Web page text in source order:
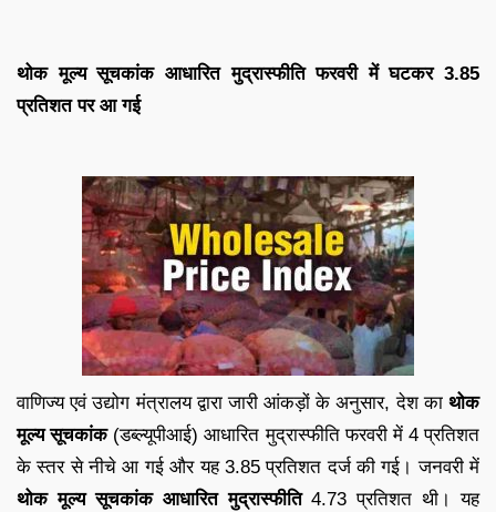
थोक मूल्य सूचकांक आधारित मुद्रास्फीति फरवरी में घटकर 3.85
प्रतिशत पर आ गई
वाणिज्य एवं उद्योग मंत्रालय द्वारा जारी आंकड़ों के अनुसार, देश का थोक
मूल्य सूचकांक(डब्ल्यूपीआई) आधारित मुद्रास्फीति फरवरी में 4 प्रतिशत
के स्तर से नीचे आ गई और यह 3.85 प्रतिशत दर्ज की गई। जनवरी में
थोक मूल्य सूचकांक आधारित मुद्रास्फीति4.73 प्रतिशत थी। यह